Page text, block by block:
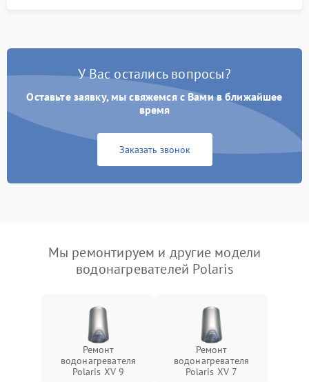
У Вас остались вопросы?
Оставьте заявку, мы свяжемся с Вами в ближайшее
время
Заказать звонок
Мы ремонтируем и другие модели
водонагревателей Polaris
Ремонт
водонагревателя
Polaris XV 9
Ремонт
водонагревателя
Polaris XV 7